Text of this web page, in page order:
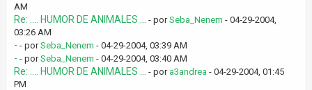
AM
Re: .... HUMOR DE ANIMALES ... - porSeba_Nenem - 04-29-2004,
03:26 AM
- - porSeba_Nenem - 04-29-2004, 03:39 AM
- - porSeba_Nenem - 04-29-2004, 03:40 AM
Re: .... HUMOR DE ANIMALES ... - por a3andrea - 04-29-2004, 01:45
PM